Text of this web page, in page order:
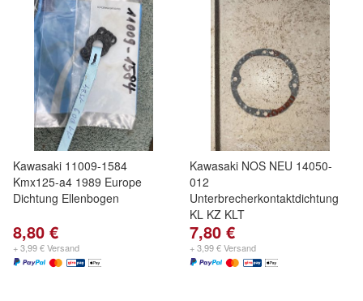
Kawasaki 11009-1584
Kmx125-a4 1989 Europe
Dichtung Ellenbogen
8,80 €
+ 3,99 € Versand
Kawasaki NOS NEU 14050-
012
Unterbrecherkontaktdichtung
KL KZ KLT
7,80 €
+ 3,99 € Versand